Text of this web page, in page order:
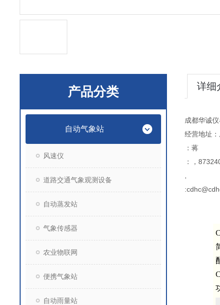
产品分类
自动气象站
风速仪
道路交通气象观测设备
自动蒸发站
气象传感器
农业物联网
便携气象站
自动雨量站
详细
成都华诚
经营地址
：蒋
：，